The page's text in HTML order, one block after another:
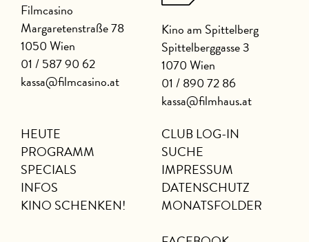
Filmcasino
Margaretenstraße 78
1050 Wien
01 / 587 90 62
kassa@filmcasino.at
Kino am Spittelberg
Spittelberggasse 3
1070 Wien
01 / 890 72 86
kassa@filmhaus.at
HEUTE
PROGRAMM
SPECIALS
INFOS
KINO SCHENKEN!
CLUB LOG-IN
SUCHE
IMPRESSUM
DATENSCHUTZ
MONATSFOLDER